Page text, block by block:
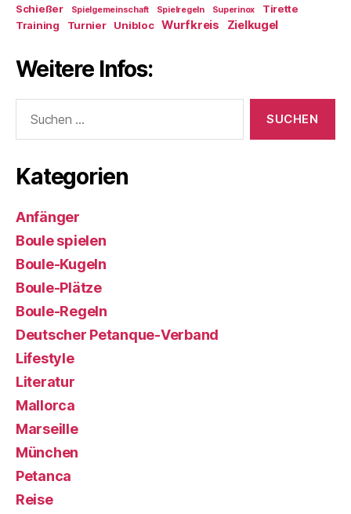
Schießer Spielgemeinschaft Spielregeln Superinox
Tirette
Training
Turnier Unibloc Wurfkreis Zielkugel
Weitere Infos:
nach:
Kategorien
Anfänger
Boule spielen
Boule-Kugeln
Boule-Plätze
Boule-Regeln
Deutscher Petanque-Verband
Lifestyle
Literatur
Mallorca
Marseille
München
Petanca
Reise